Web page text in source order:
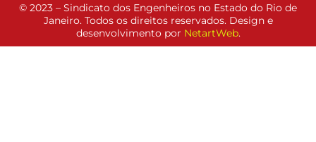
© 2023 – Sindicato dos Engenheiros no Estado do Rio de
Janeiro. Todos os direitos reservados. Design e
desenvolvimento por NetartWeb.